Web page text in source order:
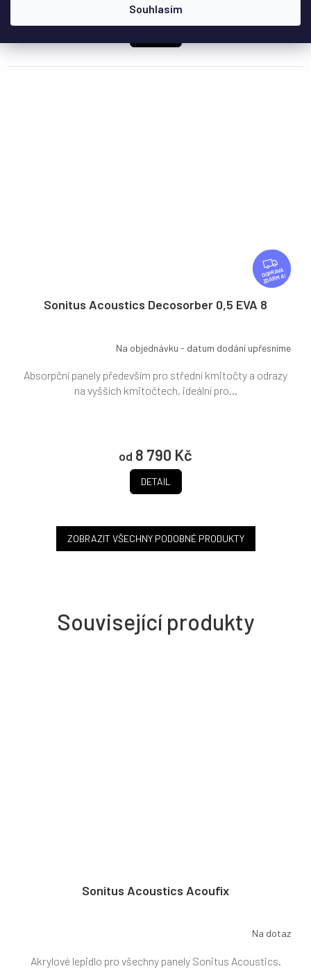
Souhlasím
Související produkty
Sonitus Acoustics Acoufix
Na dotaz
Akrylové lepidlo pro všechny panely Sonitus Acoustics.
od3 290 Kč
Z
D
A
ZDARMA
Sonitus Acoustics Decosorber 0,5 EVA 8
Na objednávku - datum dodání upřesníme
od 8 790 Kč
DETAIL
Absorpční panely především pro střední kmitočty a odrazy
na vyšších kmitočtech, ideální pro...
ZOBRAZIT VŠECHNY PODOBNÉ PRODUKTY